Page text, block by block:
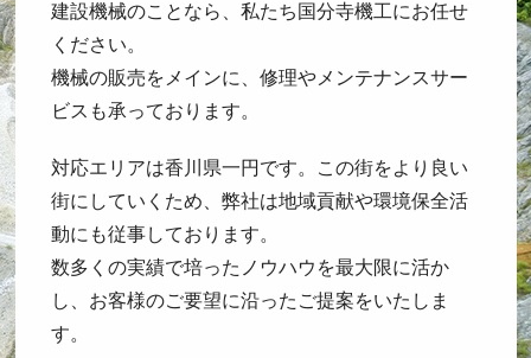
建設機械のことなら、私たち国分寺機工にお任せ
ください。
機械の販売をメインに、修理やメンテナンスサー
ビスも承っております。
対応エリアは香川県一円です。この街をより良い
街にしていくため、弊社は地域貢献や環境保全活
動にも従事しております。
数多くの実績で培ったノウハウを最大限に活か
し、お客様のご要望に沿ったご提案をいたしま
す。